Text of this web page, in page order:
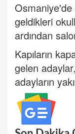
geldikleri
ardından
Kapıların
gelen
adayların